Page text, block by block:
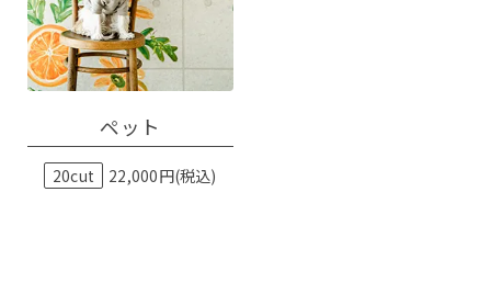
ペット
20cut 22,000円(税込)